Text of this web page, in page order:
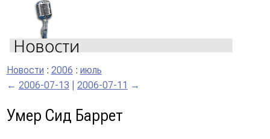
Новости : 2006 : июль
← 2006-07-13 2006-07-11 →
Умер Сид Баррет